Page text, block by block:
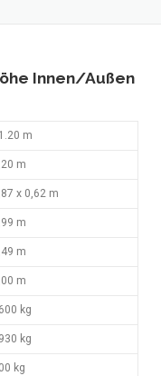
Innen/Außen
m
m
x 0,62 m
m
m
m
kg
kg
kg